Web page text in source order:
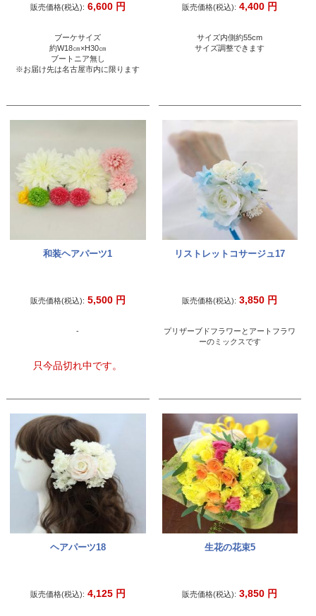
販売価格(税込): 6,600 円
ブーケサイズ
約W18㎝×H30㎝
ブートニア無し
※お届け先は名古屋市内に限ります
販売価格(税込): 4,400 円
サイズ内側約55cm
サイズ調整できます
和装ヘアパーツ1
販売価格(税込): 5,500 円
-
只今品切れ中です。
リストレットコサージュ17
販売価格(税込): 3,850 円
プリザーブドフラワーとアートフラワ
ーのミックスです
ヘアパーツ18
販売価格(税込): 4,125 円
生花の花束5
販売価格(税込): 3,850 円